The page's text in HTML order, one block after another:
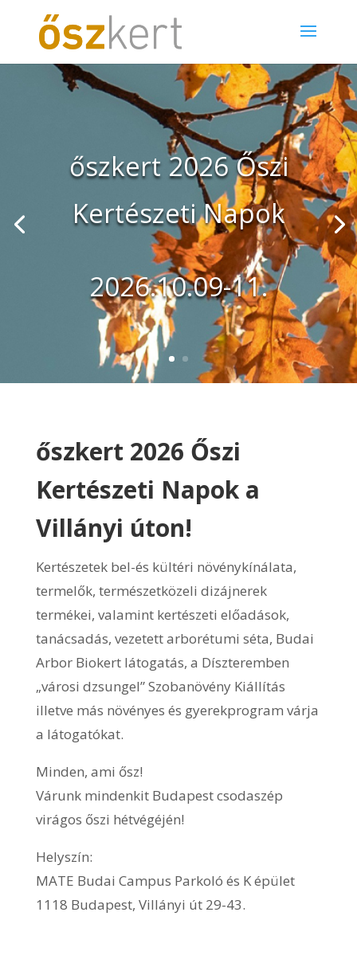
őszkert 2026 Őszi
Kertészeti Napok
2026.10.09-11.
őszkert 2026 Őszi
Kertészeti Napok a
Villányi úton!
Kertészetek bel-és kültéri növénykínálata,
termelők, természetközeli dizájnerek
termékei, valamint kertészeti előadások,
tanácsadás, vezetett arborétumi séta, Budai
Arbor Biokert látogatás, a Díszteremben
„városi dzsungel” Szobanövény Kiállítás
illetve más növényes és gyerekprogram várja
a látogatókat.
Minden, ami ősz!
Várunk mindenkit Budapest csodaszép
virágos őszi hétvégéjén!
Helyszín:
MATE Budai Campus Parkoló és K épület
1118 Budapest, Villányi út 29-43.